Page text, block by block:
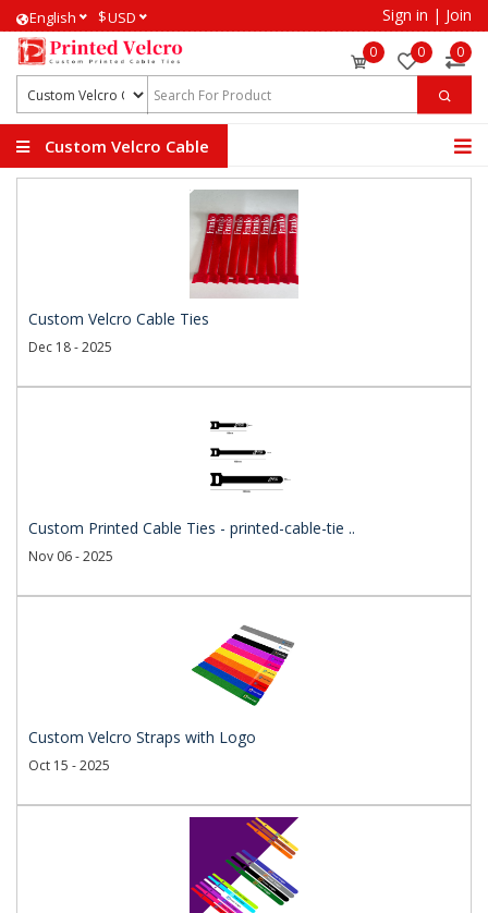
English $USD Sign in | Join
0 0 0
Custom Velcro Cable
Custom Velcro Cable Ties
Dec 18 - 2025
Custom Printed Cable Ties - printed-cable-tie ..
Nov 06 - 2025
Custom Velcro Straps with Logo
Oct 15 - 2025